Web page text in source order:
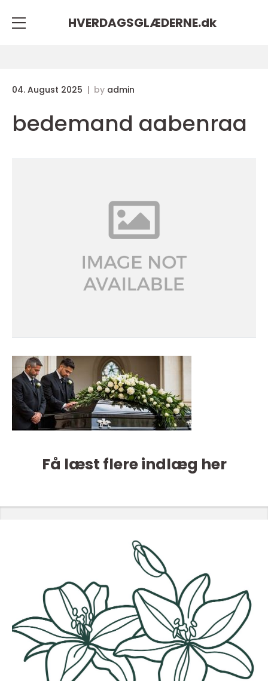
HVERDAGSGLÆDERNE.dk
04. August 2025 by admin
bedemand aabenraa
Få læst flere indlæg her